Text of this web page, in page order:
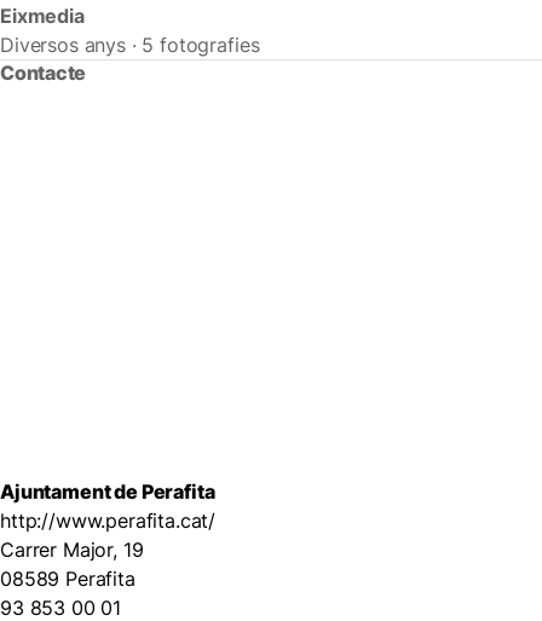
Eixmedia
Diversos anys · 5 fotografies
Contacte
Ajuntament de Perafita
http://www.perafita.cat/
Carrer Major, 19
08589 Perafita
93 853 00 01